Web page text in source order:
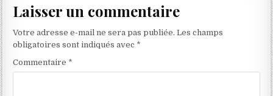
Laisser un commentaire
Votre adresse e-mail ne sera pas publiée. Les champs
obligatoires sont indiqués avec *
Commentaire *